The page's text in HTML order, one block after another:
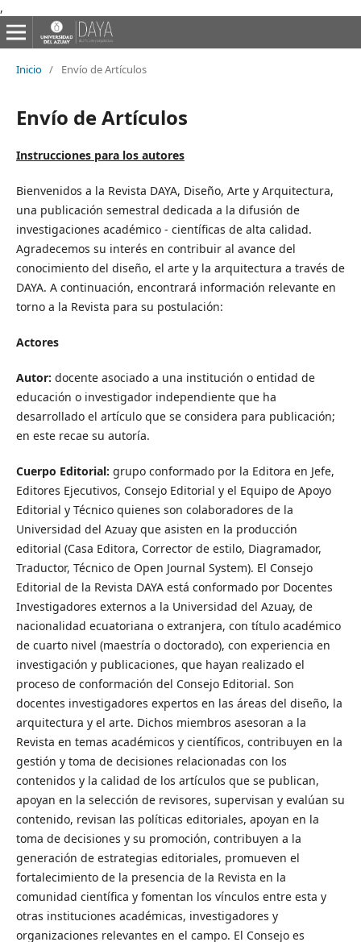
,
Inicio / Envío de Artículos
Envío de Artículos
Instrucciones para los autores
Bienvenidos a la Revista DAYA, Diseño, Arte y Arquitectura,
una publicación semestral dedicada a la difusión de
investigaciones académico - científicas de alta calidad.
Agradecemos su interés en contribuir al avance del
conocimiento del diseño, el arte y la arquitectura a través de
DAYA. A continuación, encontrará información relevante en
torno a la Revista para su postulación:
Actores
Autor: docente asociado a una institución o entidad de
educación o investigador independiente que ha
desarrollado el artículo que se considera para publicación;
en este recae su autoría.
Cuerpo Editorial: grupo conformado por la Editora en Jefe,
Editores Ejecutivos, Consejo Editorial y el Equipo de Apoyo
Editorial y Técnico quienes son colaboradores de la
Universidad del Azuay que asisten en la producción
editorial (Casa Editora, Corrector de estilo, Diagramador,
Traductor, Técnico de Open Journal System). El Consejo
Editorial de la Revista DAYA está conformado por Docentes
Investigadores externos a la Universidad del Azuay, de
nacionalidad ecuatoriana o extranjera, con título académico
de cuarto nivel (maestría o doctorado), con experiencia en
investigación y publicaciones, que hayan realizado el
proceso de conformación del Consejo Editorial. Son
docentes investigadores expertos en las áreas del diseño, la
arquitectura y el arte. Dichos miembros asesoran a la
Revista en temas académicos y científicos, contribuyen en la
gestión y toma de decisiones relacionadas con los
contenidos y la calidad de los artículos que se publican,
apoyan en la selección de revisores, supervisan y evalúan su
contenido, revisan las políticas editoriales, apoyan en la
toma de decisiones y su promoción, contribuyen a la
generación de estrategias editoriales, promueven el
fortalecimiento de la presencia de la Revista en la
comunidad científica y fomentan los vínculos entre esta y
otras instituciones académicas, investigadores y
organizaciones relevantes en el campo. El Consejo es